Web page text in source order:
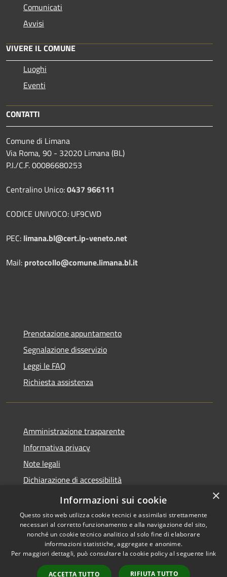
Comunicati
Avvisi
VIVERE IL COMUNE
Luoghi
Eventi
CONTATTI
Comune di Limana
Via Roma, 90 - 32020 Limana (BL)
P.I./C.F. 00086680253
Centralino Unico:0437 966111
CODICE UNIVOCO: UF9CWD
PEC: limana.bl@cert.ip-veneto.net
Mail: protocollo@comune.limana.bl.it
Prenotazione appuntamento
Segnalazione disservizio
Leggi le FAQ
Richiesta assistenza
Amministrazione trasparente
Informativa privacy
Note legali
Dichiarazione di accessibilità
Moduli Privacy Amministrazione trasparente
Accessibilità
Copyright © 2026 • Comune di
Limana • Powered by
Municipium• Accesso
×
Informazioni sui cookie
Questo sito web utilizza cookie tecnici e assimilati strettamente
necessari al corretto funzionamento e alla navigazione del sito,
nonché un cookie tecnico analitico al solo fine di elaborare
informazioni statistiche, aggregate e anonime.
Per maggiori dettagli, può consultare la cookie policy al seguente link
ACCETTA TUTTO RIFIUTA TUTTO